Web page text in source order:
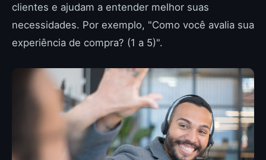
clientes e ajudam a entender melhor suas
necessidades. Por exemplo, "Como você avalia sua
experiência de compra? (1 a 5)".